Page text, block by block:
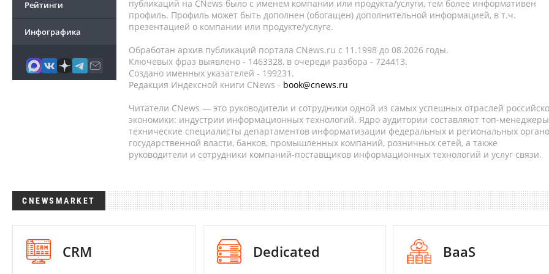
Рейтинги
Инфографика
публикаций на CNews было с именем компании или продукта/услуги, тем более информативен
профиль. Профиль может быть дополнен (обогащен) дополнительной информацией, в т.ч.
презентацией о компании или продукте/услуге.
Обработан архив публикаций портала CNews.ru c 11.1998 до 08.2026 годы.
Ключевых фраз выявлено - 1463328, в очереди разбора - 724413.
Создано именных указателей - 199231.
Редакция Индексной книги CNews - book@cnews.ru
Читатели CNews — это руководители и сотрудники одной из самых успешных отраслей
экономики: индустрии информационных технологий. Ядро аудитории составляют топ-
технические специалисты департаментов информатизации федеральных и региональных
государственной власти, банков, промышленных компаний, розничных сетей, а также
руководители и сотрудники компаний-поставщиков информационных технологий и услуг связи.
CNEWSMARKET
CRM Dedicated BaaS